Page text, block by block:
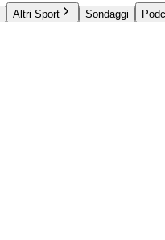
Altri Sport Sondaggi